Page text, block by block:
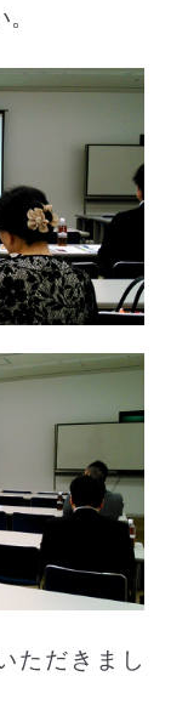
ただきまし